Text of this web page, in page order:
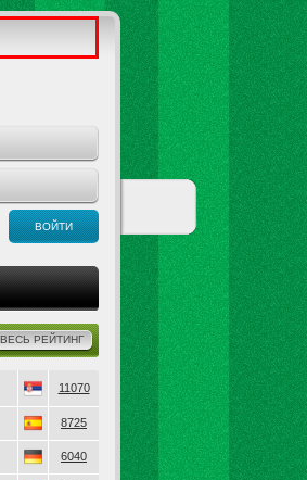
ВОЙТИ
ВЕСЬ РЕЙТИНГ
11070
8725
6040